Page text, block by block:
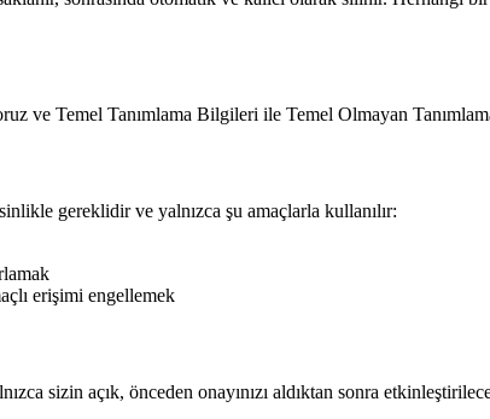
ve Temel Tanımlama Bilgileri ile Temel Olmayan
gereklidir ve yalnızca şu amaçlarla kullanılır:
erişimi engellemek
sizin açık, önceden onayınızı aldıktan sonra